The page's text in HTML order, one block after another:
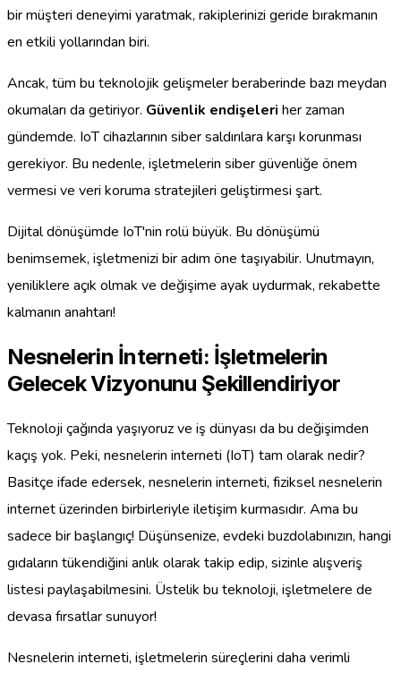
bir müşteri deneyimi yaratmak, rakiplerinizi geride bırakmanın
en etkili yollarından biri.
Ancak, tüm bu teknolojik gelişmeler beraberinde bazı meydan
okumaları da getiriyor. Güvenlik endişeleri her zaman
gündemde. IoT cihazlarının siber saldırılara karşı korunması
gerekiyor. Bu nedenle, işletmelerin siber güvenliğe önem
vermesi ve veri koruma stratejileri geliştirmesi şart.
Dijital dönüşümde IoT'nin rolü büyük. Bu dönüşümü
benimsemek, işletmenizi bir adım öne taşıyabilir. Unutmayın,
yeniliklere açık olmak ve değişime ayak uydurmak, rekabette
kalmanın anahtarı!
Nesnelerin İnterneti: İşletmelerin
Gelecek Vizyonunu Şekillendiriyor
Teknoloji çağında yaşıyoruz ve iş dünyası da bu değişimden
kaçış yok. Peki, nesnelerin interneti (IoT) tam olarak nedir?
Basitçe ifade edersek, nesnelerin interneti, fiziksel nesnelerin
internet üzerinden birbirleriyle iletişim kurmasıdır. Ama bu
sadece bir başlangıç! Düşünsenize, evdeki buzdolabınızın, hangi
gıdaların tükendiğini anlık olarak takip edip, sizinle alışveriş
listesi paylaşabilmesini. Üstelik bu teknoloji, işletmelere de
devasa fırsatlar sunuyor!
Nesnelerin interneti, işletmelerin süreçlerini daha verimli